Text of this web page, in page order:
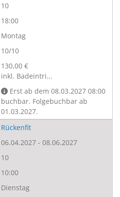
10
18:00
Montag
10/10
130,00 €
inkl. Badeintri...
Erst ab dem 08.03.2027 08:00
buchbar. Folgebuchbar ab
01.03.2027.
Rückenfit
06.04.2027 - 08.06.2027
10
10:00
Dienstag